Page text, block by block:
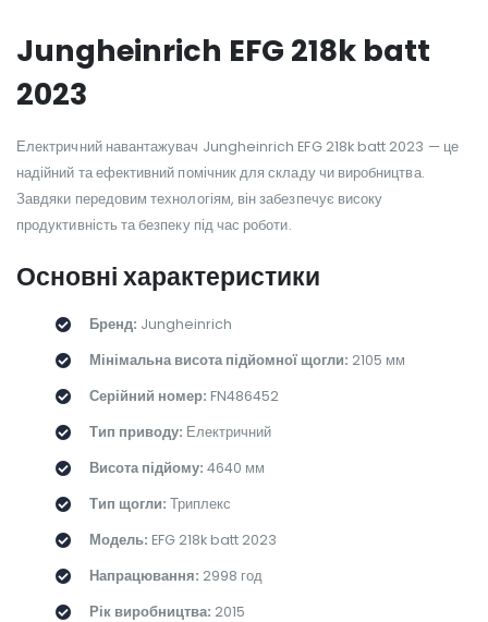
Jungheinrich EFG 218k batt
2023
Електричний навантажувач Jungheinrich EFG 218k batt 2023 — це
надійний та ефективний помічник для складу чи виробництва.
Завдяки передовим технологіям, він забезпечує високу
продуктивність та безпеку під час роботи.
Основні характеристики
Бренд: Jungheinrich
Мінімальна висота підйомної щогли: 2105 мм
Серійний номер: FN486452
Тип приводу: Електричний
Висота підйому: 4640 мм
Тип щогли: Триплекс
Модель: EFG 218k batt 2023
Напрацювання: 2998 год
Рік виробництва: 2015